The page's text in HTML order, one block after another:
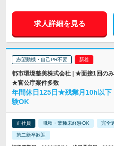
求人詳細を見る
志望動機・自己PR不要
都市環境整美株式会社 | ★面接1回の
★官公庁案件多数
年間休日125日★残業月10h以下
験OK
正社員 職種・業種未経験OK 完全
第二新卒歓迎